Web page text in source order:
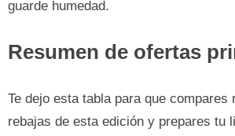
guarde humedad.
Resumen de ofertas
Te dejo esta tabla para que compares
rebajas de esta edición y prepares tu